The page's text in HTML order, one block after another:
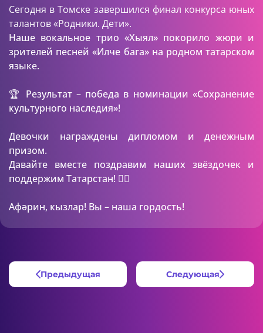
Сегодня в Томске завершился финал конкурса юных
талантов «Родники. Дети».
Наше вокальное трио «Хыял» покорило жюри и
зрителей песней «Илче бага» на родном татарском
языке.
🏆 Результат – победа в номинации «Сохранение
культурного наследия»!
Девочки награждены дипломом и денежным
призом.
Давайте вместе поздравим наших звёздочек и
поддержим Татарстан! ❤️‍🔥
Афәрин, кызлар! Вы – наша гордость!
Предыдущая Следующая